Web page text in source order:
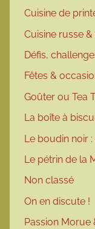
Cuisine de
Cuisine russe
Défis,
Fêtes &
Goûter ou Tea
La boîte à
Le boudin noir
Le pétrin de la
Non classé
On en discute !
Passion Morue